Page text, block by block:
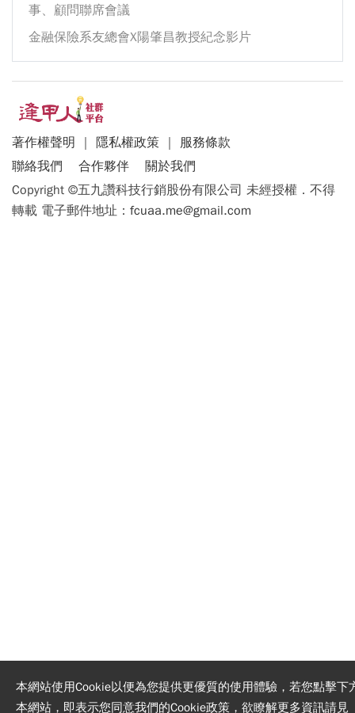
事、顧問聯席會議
金融保險系友總會X陽肇昌教授紀念影片
著作權聲明 ｜ 隱私權政策 ｜ 服務條款
聯絡我們
合作夥伴
關於我們
Copyright ©五九讚科技行銷股份有限公司 未經授權．不得
轉載 電子郵件地址： fcuaa.me@gmail.com
本網站使用Cookie以便為您提供更優質的使用體驗，若您點擊下
本網站，即表示您同意我們的Cookie政策，欲瞭解更多資訊請見